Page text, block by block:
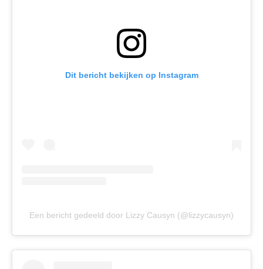
Dit bericht bekijken op Instagram
Een bericht gedeeld door Lizzy Causyn (@lizzycausyn)